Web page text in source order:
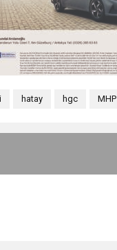
hatay hgc MHP